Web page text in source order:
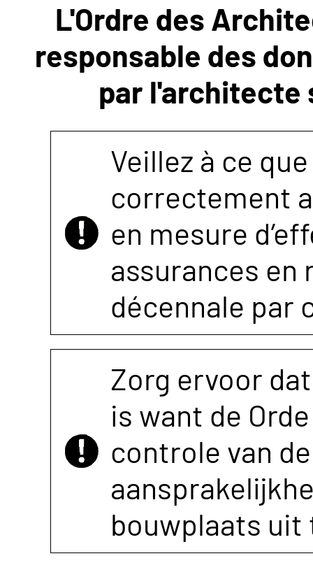
NOUS
CONTACTER
L'Ordre des
responsable des
par l'architecte
Veillez à ce
correctement
en mesure
assurances
décennale par
Zorg ervoor
is want de
controle van
bouwplaats uit